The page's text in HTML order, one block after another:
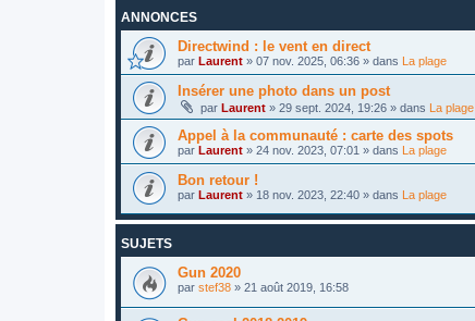
ANNONCES
Directwind : le vent en direct
par Laurent » 07 nov. 2025, 06:36 » dans La plage
Insérer une photo dans un post
par Laurent » 29 sept. 2024, 19:26 » dans La plage
Appel à la communauté : carte des spots
par Laurent » 24 nov. 2023, 07:01 » dans La plage
Bon retour !
par Laurent » 18 nov. 2023, 22:40 » dans La plage
SUJETS
Gun 2020
par stef38 » 21 août 2019, 16:58